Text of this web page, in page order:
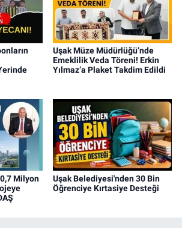
Uşak Müze Müdürlüğü’nde
Emeklilik Veda Töreni! Erkin
Yılmaz’a Plaket Takdim Edildi
Milyon
Uşak Belediyesi'nden 30 Bin
Öğrenciye Kırtasiye Desteği